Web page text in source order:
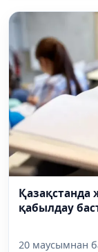
қабылдау
20 маусымнан